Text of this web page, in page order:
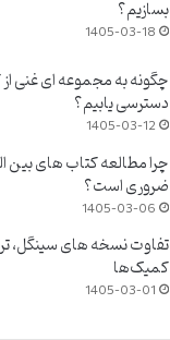
بسازیم؟
1405-03-18
چگونه به مجموعه ای غنی
دسترسی یابیم؟
1405-03-12
چرا مطالعه کتاب های بین
ضروری است؟
1405-03-06
تفاوت نسخه های سینگل،
کمیک‌ها
1405-03-01